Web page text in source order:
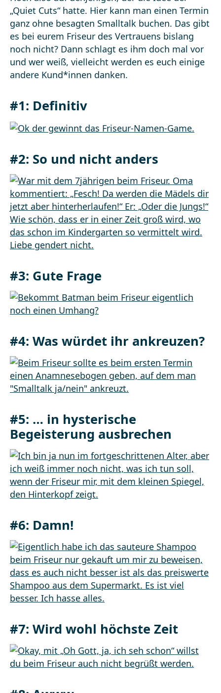
„Quiet Cuts“ hatte. Hier kann man einen Termin
ganz ohne besagten Smalltalk buchen. Das gibt
es bei eurem Friseur des Vertrauens bislang
noch nicht? Dann schlagt es ihm doch mal vor
und wer weiß, vielleicht werden es euch einige
andere Kund*innen danken.
#1: Definitiv
#2: So und nicht anders
#3: Gute Frage
#4: Was würdet ihr ankreuzen?
#5: … in hysterische
Begeisterung ausbrechen
#6: Damn!
#7: Wird wohl höchste Zeit